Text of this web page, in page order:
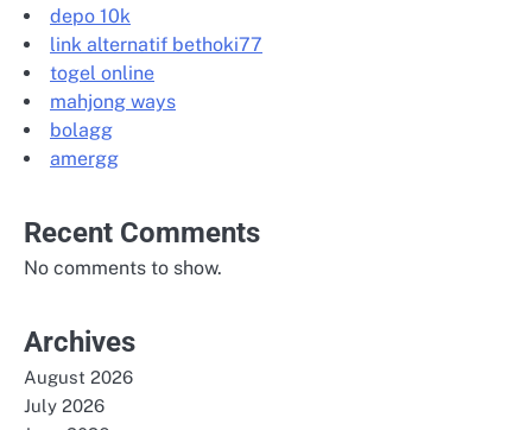
depo 10k
link alternatif bethoki77
togel online
mahjong ways
bolagg
amergg
Recent Comments
No comments to show.
Archives
August 2026
July 2026